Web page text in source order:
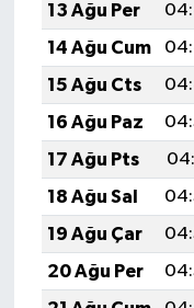
13 Ağu Per
14 Ağu Cum
15 Ağu Cts
16 Ağu Paz
17 Ağu Pts
18 Ağu Sal
19 Ağu Çar
20 Ağu Per